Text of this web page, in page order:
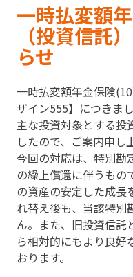
一時払変額
（投資信託
らせ
一時払変額年金保険
ザイン555】につきま
主な投資対象とする投
したので、ご案内申し
今回の対応は、特別勘
の繰上償還に伴うもの
の資産の安定した成長
れ替え後も、当該特別
ん。また、旧投資信託
ら相対的にもより良好
おります。